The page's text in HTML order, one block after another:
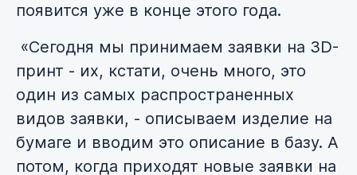
появится уже в конце этого года.
«Сегодня мы принимаем заявки на 3D-
принт - их, кстати, очень много, это
один из самых распространенных
видов заявки, - описываем изделие на
бумаге и вводим это описание в базу. А
потом, когда приходят новые заявки на